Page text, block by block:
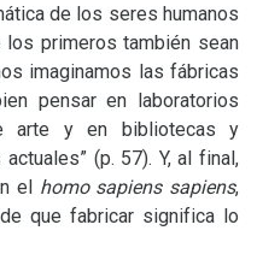
de los seres humanos
los primeros también sean
imaginamos las fábricas
pensar en laboratorios
arte y en bibliotecas y
(p. 57). Y, al final,
el homo sapiens sapiens,
que fabricar significa lo